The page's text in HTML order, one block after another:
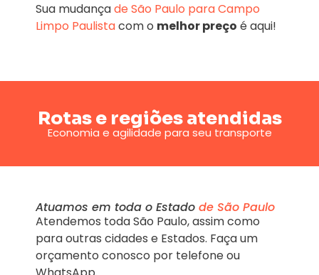
Sua mudançade São Paulo para Campo
Limpo Paulistacom o melhor preço é aqui!
Rotas e regiões atendidas
Economia e agilidade para seu transporte
Atuamos em toda o Estado de São Paulo
Atendemos toda São Paulo, assim como
para outras cidades e Estados. Faça um
orçamento conosco por telefone ou